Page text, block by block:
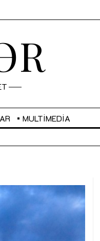
MULTIMEDIA
arxasında
fəaliyyət dayanır”